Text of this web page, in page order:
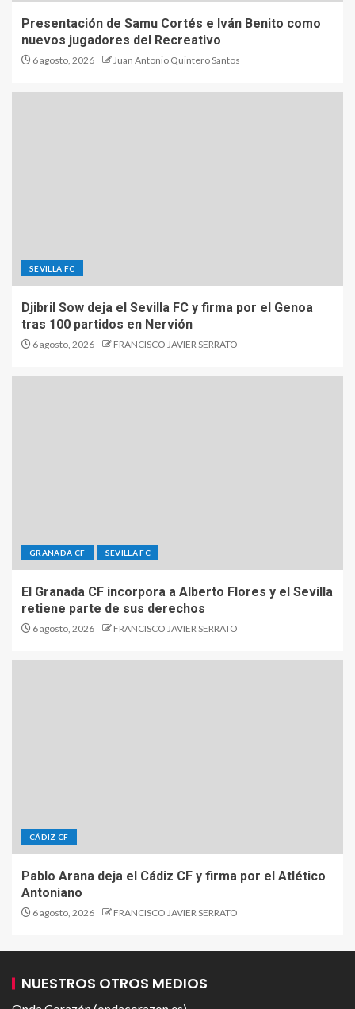
Presentación de Samu Cortés e Iván Benito como
nuevos jugadores del Recreativo
6 agosto, 2026 Juan Antonio Quintero Santos
SEVILLA FC
Djibril Sow deja el Sevilla FC y firma por el Genoa
tras 100 partidos en Nervión
6 agosto, 2026 FRANCISCO JAVIER SERRATO
GRANADA CF SEVILLA FC
El Granada CF incorpora a Alberto Flores y el Sevilla
retiene parte de sus derechos
6 agosto, 2026 FRANCISCO JAVIER SERRATO
CÁDIZ CF
Pablo Arana deja el Cádiz CF y firma por el Atlético
Antoniano
6 agosto, 2026 FRANCISCO JAVIER SERRATO
NUESTROS OTROS MEDIOS